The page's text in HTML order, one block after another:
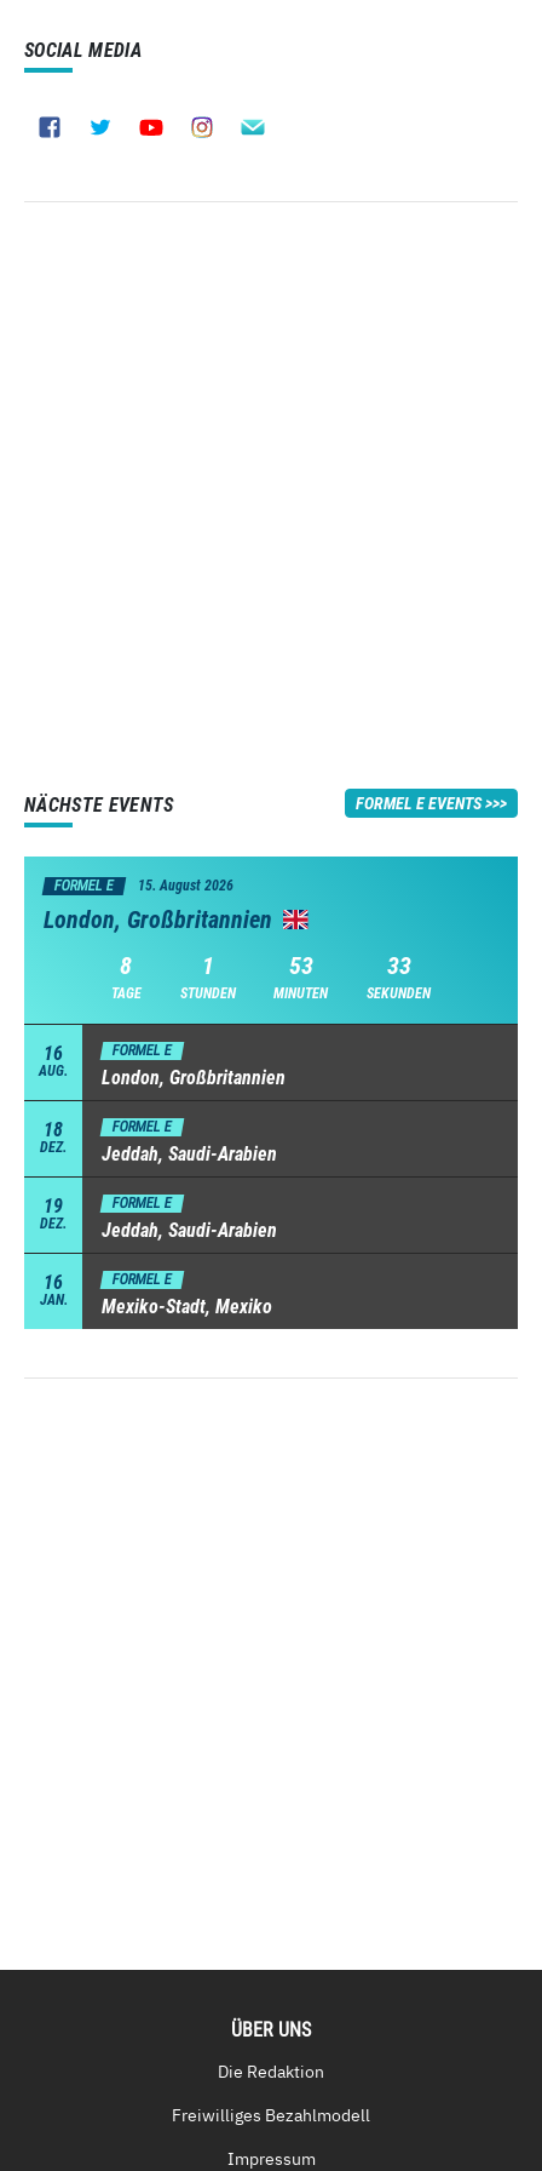
SOCIAL MEDIA
NÄCHSTE EVENTS FORMEL E EVENTS
FORMEL E 15. August 2026
London, Großbritannien
8
TAGE
1
STUNDEN
53
MINUTEN
32
SEKUNDEN
16
AUG.
FORMEL E
London, Großbritannien
18
DEZ.
FORMEL E
Jeddah, Saudi-Arabien
19
DEZ.
FORMEL E
Jeddah, Saudi-Arabien
16
JAN.
FORMEL E
Mexiko-Stadt, Mexiko
ÜBER UNS
Die Redaktion
Freiwilliges Bezahlmodell
Impressum